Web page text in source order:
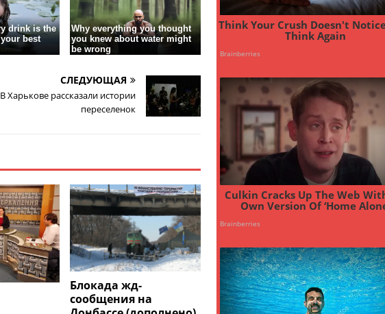
СЛЕДУЮЩАЯ
В Харькове рассказали истории
переселенок
Блокада жд-
сообщения на